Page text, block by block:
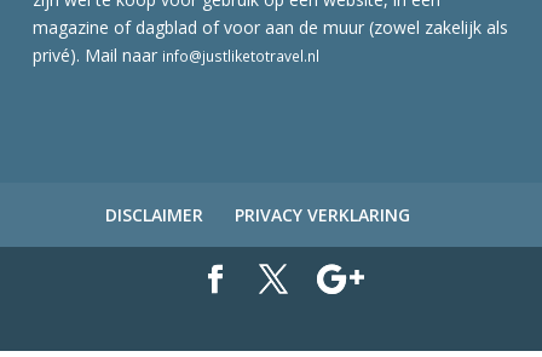
magazine of dagblad of voor aan de muur (zowel zakelijk als
privé). Mail naar info@justliketotravel.nl
DISCLAIMER PRIVACY VERKLARING